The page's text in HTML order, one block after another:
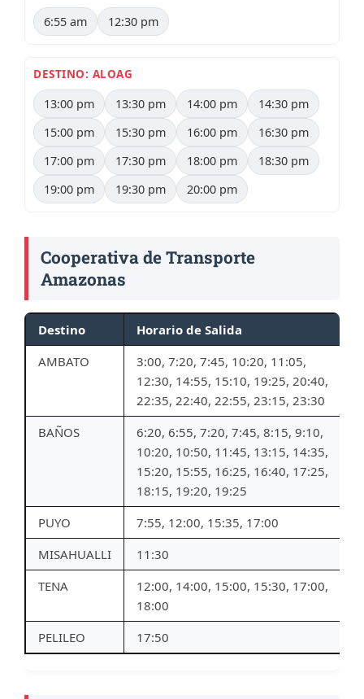
6:55 am 12:30 pm
DESTINO: ALOAG
13:00 pm 13:30 pm 14:00 pm
14:30 pm
15:00 pm
15:30 pm 16:00 pm
16:30 pm
17:00 pm
17:30 pm 18:00 pm
18:30 pm
19:00 pm
19:30 pm 20:00 pm
Cooperativa de Transporte
Amazonas
Destino
Horario de Salida
AMBATO
3:00, 7:20, 7:45, 10:20, 11:05,
12:30, 14:55, 15:10, 19:25, 20:40,
22:35, 22:40, 22:55, 23:15, 23:30
BAÑOS
6:20, 6:55, 7:20, 7:45, 8:15, 9:10,
10:20, 10:50, 11:45, 13:15, 14:35,
15:20, 15:55, 16:25, 16:40, 17:25,
18:15, 19:20, 19:25
PUYO
7:55, 12:00, 15:35, 17:00
MISAHUALLI
11:30
TENA
12:00, 14:00, 15:00, 15:30, 17:00,
18:00
PELILEO
17:50